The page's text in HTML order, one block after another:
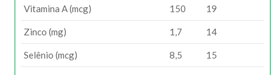
Vitamina A (mcg) 150 19
Zinco (mg) 1,7 14
Selênio (mcg) 8,5 15